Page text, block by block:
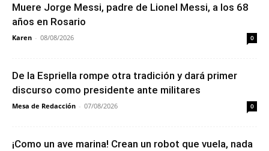
Muere Jorge Messi, padre de Lionel Messi, a los 68
años en Rosario
Karen - 08/08/2026 0
De la Espriella rompe otra tradición y dará primer
discurso como presidente ante militares
Mesa de Redacción - 07/08/2026 0
¡Como un ave marina! Crean un robot que vuela, nada